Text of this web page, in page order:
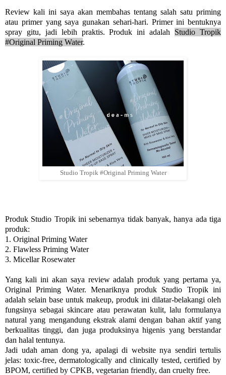
Review kali ini saya akan membahas tentang salah satu priming
atau primer yang saya gunakan sehari-hari. Primer ini bentuknya
spray gitu, jadi lebih praktis. Produk ini adalah Studio Tropik
#Original Priming Water.
Studio Tropik #Original Priming Water
Produk Studio Tropik ini sebenarnya tidak banyak, hanya ada tiga
produk:
1. Original Priming Water
2. Flawless Priming Water
3. Micellar Rosewater
Yang kali ini akan saya review adalah produk yang pertama ya,
Original Priming Water. Menariknya produk Studio Tropik ini
adalah selain base untuk makeup, produk ini dilatar-belakangi oleh
fungsinya sebagai skincare atau perawatan kulit, lalu formulanya
natural yang mengandung ekstrak alami dengan bahan aktif yang
berkualitas tinggi, dan juga produksinya higenis yang berstandar
dan halal tentunya.
Jadi udah aman dong ya, apalagi di website nya sendiri tertulis
jelas: toxic-free, dermatologically and clinically tested, certified by
BPOM, certified by CPKB, vegetarian friendly, dan cruelty free.